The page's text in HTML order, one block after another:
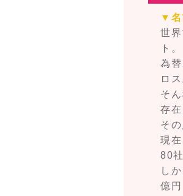
▼名
世
ト。
為
ロス
そ
存在
そ
現
80社
し
億円